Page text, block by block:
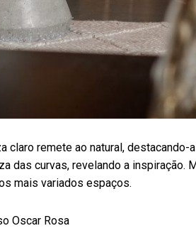
remete ao natural, destacando-
das curvas, revelando a inspiração.
mais variados espaços.
Oscar Rosa